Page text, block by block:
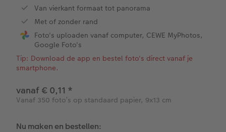
Compact Vierkant
Kids
Papiersoorten
Kaftsoorten
Mini prints
Foto in lijst
Premium poster
Fotosets
Foto op hout
Foto op hexxas
Meerluik
Wanddecoratie in lijst
Met designs
Alle extra's
Telefoonhoesjes
Fotogeschenkbox
CEWE Cadeaubon
Art Prints
Verjaardagskaarten
Communiekaarten
Alle thema's
Met reliëfopdruk
Woondecoratietips
Fotoboektips
Fotografietips
CEWE myPhotos
Duurzamere cadeaus
Van vierkant formaat tot panorama
Met of zonder rand
Foto's uploaden vanaf computer, CEWE MyPhotos,
Google Foto's
Tip: Download de app en bestel foto's direct vanaf je
smartphone.
vanaf € 0,11 *
Vanaf 350 foto’s op standaard papier, 9x13 cm
Nu maken en bestellen: